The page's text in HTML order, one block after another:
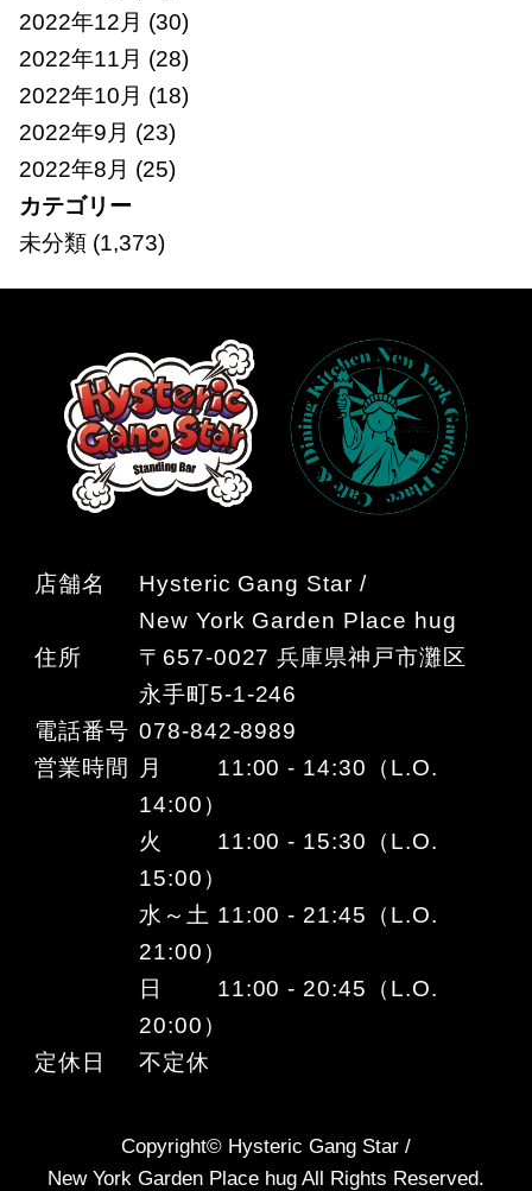
2022年12月 (30)
2022年11月 (28)
2022年10月 (18)
2022年9月 (23)
2022年8月 (25)
カテゴリー
未分類(1,373)
店舗名
Hysteric Gang Star /
New York Garden Place hug
住所
〒657-0027 兵庫県神戸市灘区
永手町5-1-246
電話番号 078-842-8989
営業時間
月 11:00 - 14:30（L.O.
14:00）
火 11:00 - 15:30（L.O.
15:00）
水～土 11:00 - 21:45（L.O.
21:00）
日 11:00 - 20:45（L.O.
20:00）
定休日
不定休
Copyright© Hysteric Gang Star /
New York Garden Place hug All Rights Reserved.